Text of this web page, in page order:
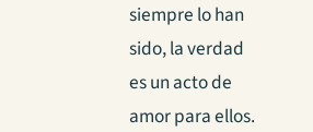
siempre lo han
sido, la verdad
es un acto de
amor para ellos.